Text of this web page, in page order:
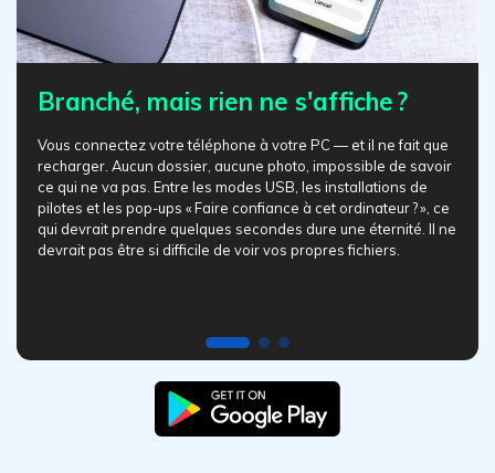
Branché, mais rien ne s'affiche ?
Vous connectez votre téléphone à votre PC — et il ne fait que
recharger. Aucun dossier, aucune photo, impossible de savoir
ce qui ne va pas. Entre les modes USB, les installations de
pilotes et les pop-ups « Faire confiance à cet ordinateur ? », ce
qui devrait prendre quelques secondes dure une éternité. Il ne
devrait pas être si difficile de voir vos propres fichiers.